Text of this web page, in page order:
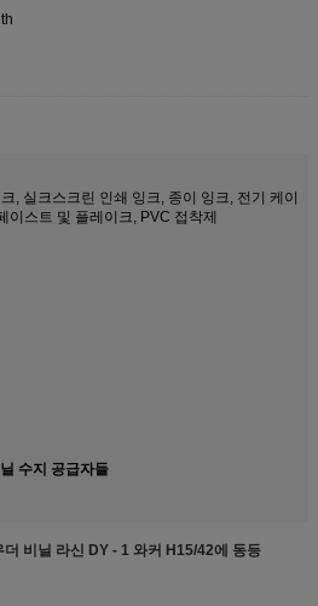
, 실크스크린 인쇄 잉크, 종이 잉크, 전기 케이
이스트 및 플레이크, PVC 접착제
수지 공급자들
비닐 라신 DY - 1 와커 H15/42에 동등